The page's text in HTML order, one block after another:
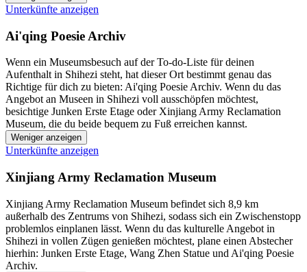
Unterkünfte anzeigen
Ai'qing Poesie Archiv
Wenn ein Museumsbesuch auf der To-do-Liste für deinen
Aufenthalt in Shihezi steht, hat dieser Ort bestimmt genau das
Richtige für dich zu bieten: Ai'qing Poesie Archiv. Wenn du das
Angebot an Museen in Shihezi voll ausschöpfen möchtest,
besichtige Junken Erste Etage oder Xinjiang Army Reclamation
Museum, die du beide bequem zu Fuß erreichen kannst.
Weniger anzeigen
Unterkünfte anzeigen
Xinjiang Army Reclamation Museum
Xinjiang Army Reclamation Museum befindet sich 8,9 km
außerhalb des Zentrums von Shihezi, sodass sich ein Zwischenstopp
problemlos einplanen lässt. Wenn du das kulturelle Angebot in
Shihezi in vollen Zügen genießen möchtest, plane einen Abstecher
hierhin: Junken Erste Etage, Wang Zhen Statue und Ai'qing Poesie
Archiv.